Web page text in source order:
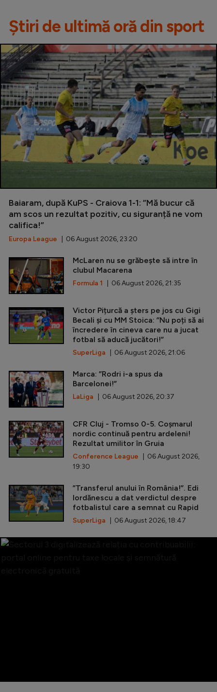
Știri de ultimă oră din sport
Baiaram, după KuPS - Craiova 1-1: ”Mă bucur că
am scos un rezultat pozitiv, cu siguranță ne vom
califica!”
Europa League | 06 August 2026, 23:20
McLaren nu se grăbește să intre în
clubul Macarena
Formula 1 | 06 August 2026, 21:35
Victor Pițurcă a șters pe jos cu Gigi
Becali și cu MM Stoica: ”Nu poți să ai
încredere în cineva care nu a jucat
fotbal să aducă jucători!”
SuperLiga | 06 August 2026, 21:06
Marca: ”Rodri i-a spus da
Barcelonei!”
LaLiga | 06 August 2026, 20:37
CFR Cluj - Tromso 0-5. Coșmarul
nordic continuă pentru ardeleni!
Rezultat umilitor în Gruia
Conference League | 06 August 2026,
19:30
”Transferul anului în România!”. Edi
Iordănescu a dat verdictul despre
fotbalistul care a semnat cu Rapid
SuperLiga | 06 August 2026, 18:47